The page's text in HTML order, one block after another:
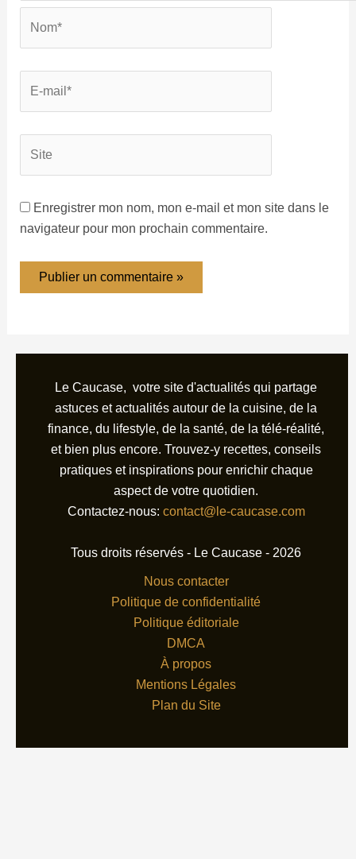
Enregistrer mon nom, mon e-mail et mon site dans le
navigateur pour mon prochain commentaire.
Le Caucase, votre site d'actualités qui partage
astuces et actualités autour de la cuisine, de la
finance, du lifestyle, de la santé, de la télé-réalité,
et bien plus encore. Trouvez-y recettes, conseils
pratiques et inspirations pour enrichir chaque
aspect de votre quotidien.
Contactez-nous: contact@le-caucase.com
Tous droits réservés - Le Caucase - 2026
Nous contacter
Politique de confidentialité
Politique éditoriale
DMCA
À propos
Mentions Légales
Plan du Site